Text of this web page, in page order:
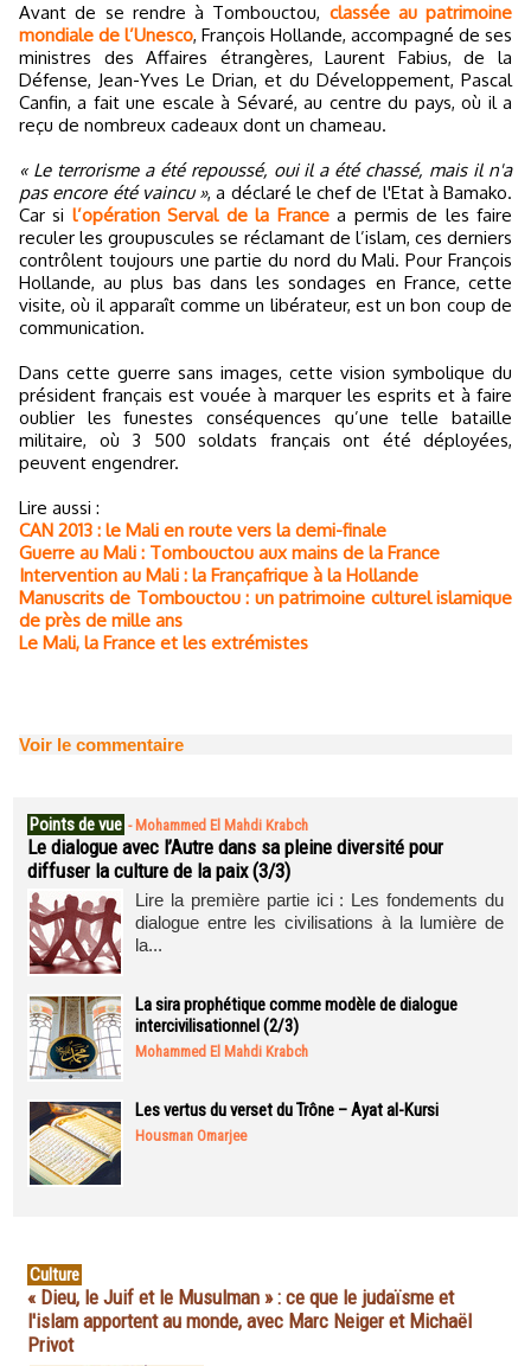
Avant de se rendre à Tombouctou, classée au patrimoine
mondiale de l’Unesco, François Hollande, accompagné de ses
ministres des Affaires étrangères, Laurent Fabius, de la
Défense, Jean-Yves Le Drian, et du Développement, Pascal
Canfin, a fait une escale à Sévaré, au centre du pays, où il a
reçu de nombreux cadeaux dont un chameau.
« Le terrorisme a été repoussé, oui il a été chassé, mais il n'a
pas encore été vaincu », a déclaré le chef de l'Etat à Bamako.
Car si l’opération Serval de la Francea permis de les faire
reculer les groupuscules se réclamant de l’islam, ces derniers
contrôlent toujours une partie du nord du Mali. Pour François
Hollande, au plus bas dans les sondages en France, cette
visite, où il apparaît comme un libérateur, est un bon coup de
communication.
Dans cette guerre sans images, cette vision symbolique du
président français est vouée à marquer les esprits et à faire
oublier les funestes conséquences qu’une telle bataille
militaire, où 3 500 soldats français ont été déployées,
peuvent engendrer.
Lire aussi :
CAN 2013 : le Mali en route vers la demi-finale
Guerre au Mali : Tombouctou aux mains de la France
Intervention au Mali : la Françafrique à la Hollande
Manuscrits de Tombouctou : un patrimoine culturel islamique
de près de mille ans
Le Mali, la France et les extrémistes
Voir le commentaire
Points de vue - Mohammed El Mahdi Krabch
Le dialogue avec l’Autre dans sa pleine diversité pour
diffuser la culture de la paix (3/3)
Lire la première partie ici : Les fondements du
dialogue entre les civilisations à la lumière de
la...
La sira prophétique comme modèle de dialogue
intercivilisationnel (2/3)
Mohammed El Mahdi Krabch
Les vertus du verset du Trône – Ayat al-Kursi
Housman Omarjee
Culture
« Dieu, le Juif et le Musulman » : ce que le judaïsme et
l'islam apportent au monde, avec Marc Neiger et Michaël
Privot